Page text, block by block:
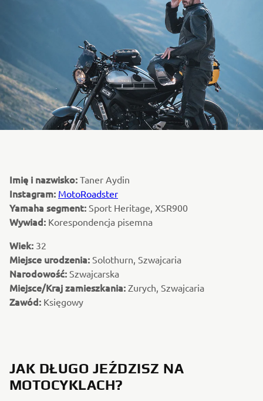
Imię i nazwisko: Taner Aydin
Instagram: MotoRoadster
Yamaha segment: Sport Heritage, XSR900
Wywiad: Korespondencja pisemna
Wiek: 32
Miejsce urodzenia: Solothurn, Szwajcaria
Narodowość: Szwajcarska
Miejsce/Kraj zamieszkania: Zurych, Szwajcaria
Zawód: Księgowy
JAK DŁUGO JEŹDZISZ NA
MOTOCYKLACH?